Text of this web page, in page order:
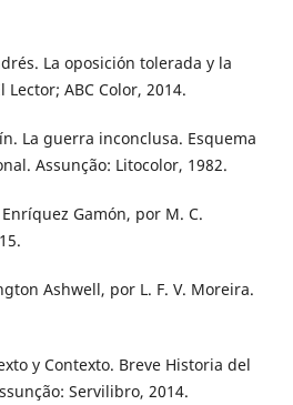
La oposición tolerada y la
ABC Color, 2014.
La guerra inconclusa. Esquema
Assunção: Litocolor, 1982.
Enríquez Gamón, por M. C.
Ashwell, por L. F. V. Moreira.
y Contexto. Breve Historia del
Servilibro, 2014.